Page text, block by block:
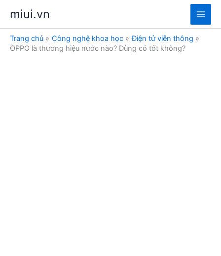
nội
dung
miui.vn
Main
Trang chủ Công nghệ khoa học
Điện tử viễn thông
OPPO là thương hiệu nước nào? Dùng có tốt không?